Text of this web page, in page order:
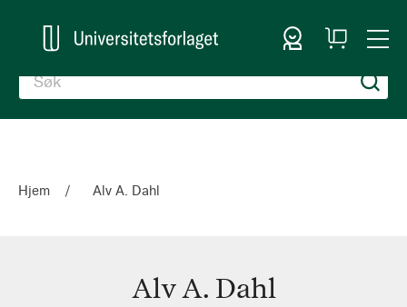
Logg inn
Handlekurv
Hjem Alv A. Dahl
Alv A. Dahl